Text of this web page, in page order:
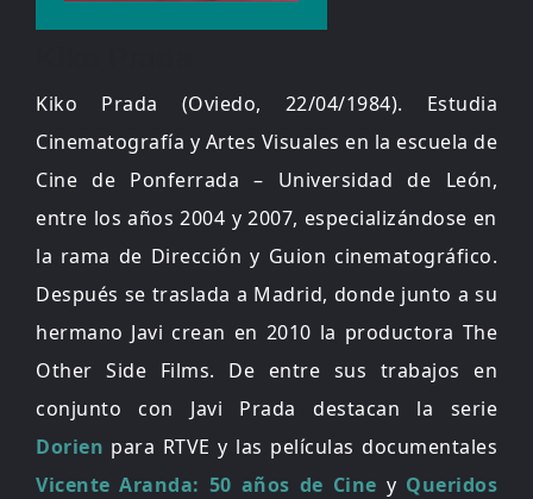
Kiko Prada (Oviedo, 22/04/1984). Estudia
Cinematografía y Artes Visuales en la escuela de
Cine de Ponferrada – Universidad de León,
entre los años 2004 y 2007, especializándose en
la rama de Dirección y Guion cinematográfico.
Después se traslada a Madrid, donde junto a su
hermano Javi crean en 2010 la productora The
Other Side Films. De entre sus trabajos en
conjunto con Javi Prada destacan la serie
Dorien para RTVE y las películas documentales
Vicente Aranda: 50 años de Cine y Queridos